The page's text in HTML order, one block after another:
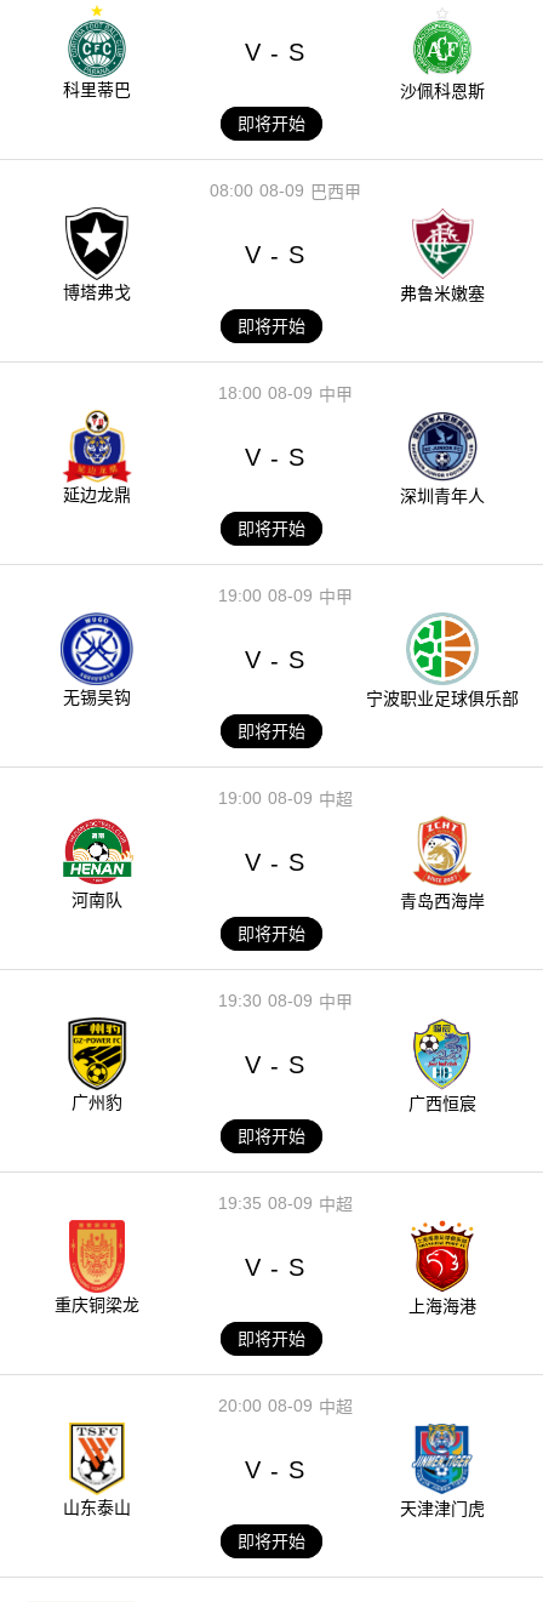
科里蒂巴
V - S
沙佩科恩斯
即将开始
08-09
08:00 巴西甲
博塔弗戈
V - S
弗鲁米嫩塞
即将开始
08-09
18:00 中甲
延边龙鼎
V - S
深圳青年人
即将开始
08-09
19:00 中甲
无锡吴钩
V - S
宁波职业足球俱乐部
即将开始
08-09
19:00 中超
河南队
V - S
青岛西海岸
即将开始
08-09
19:30 中甲
广州豹
V - S
广西恒宸
即将开始
08-09
19:35 中超
重庆铜梁龙
V - S
上海海港
即将开始
08-09
20:00 中超
山东泰山
V - S
天津津门虎
即将开始